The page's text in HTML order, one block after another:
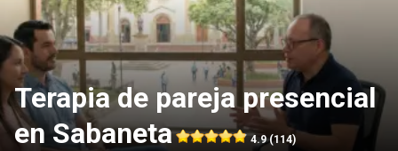
Terapia de pareja presencial
en Sabaneta
4.9 (114)